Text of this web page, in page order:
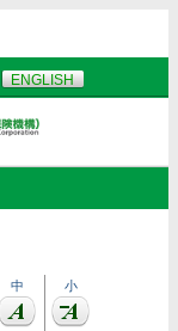
ENGLISH
中 小